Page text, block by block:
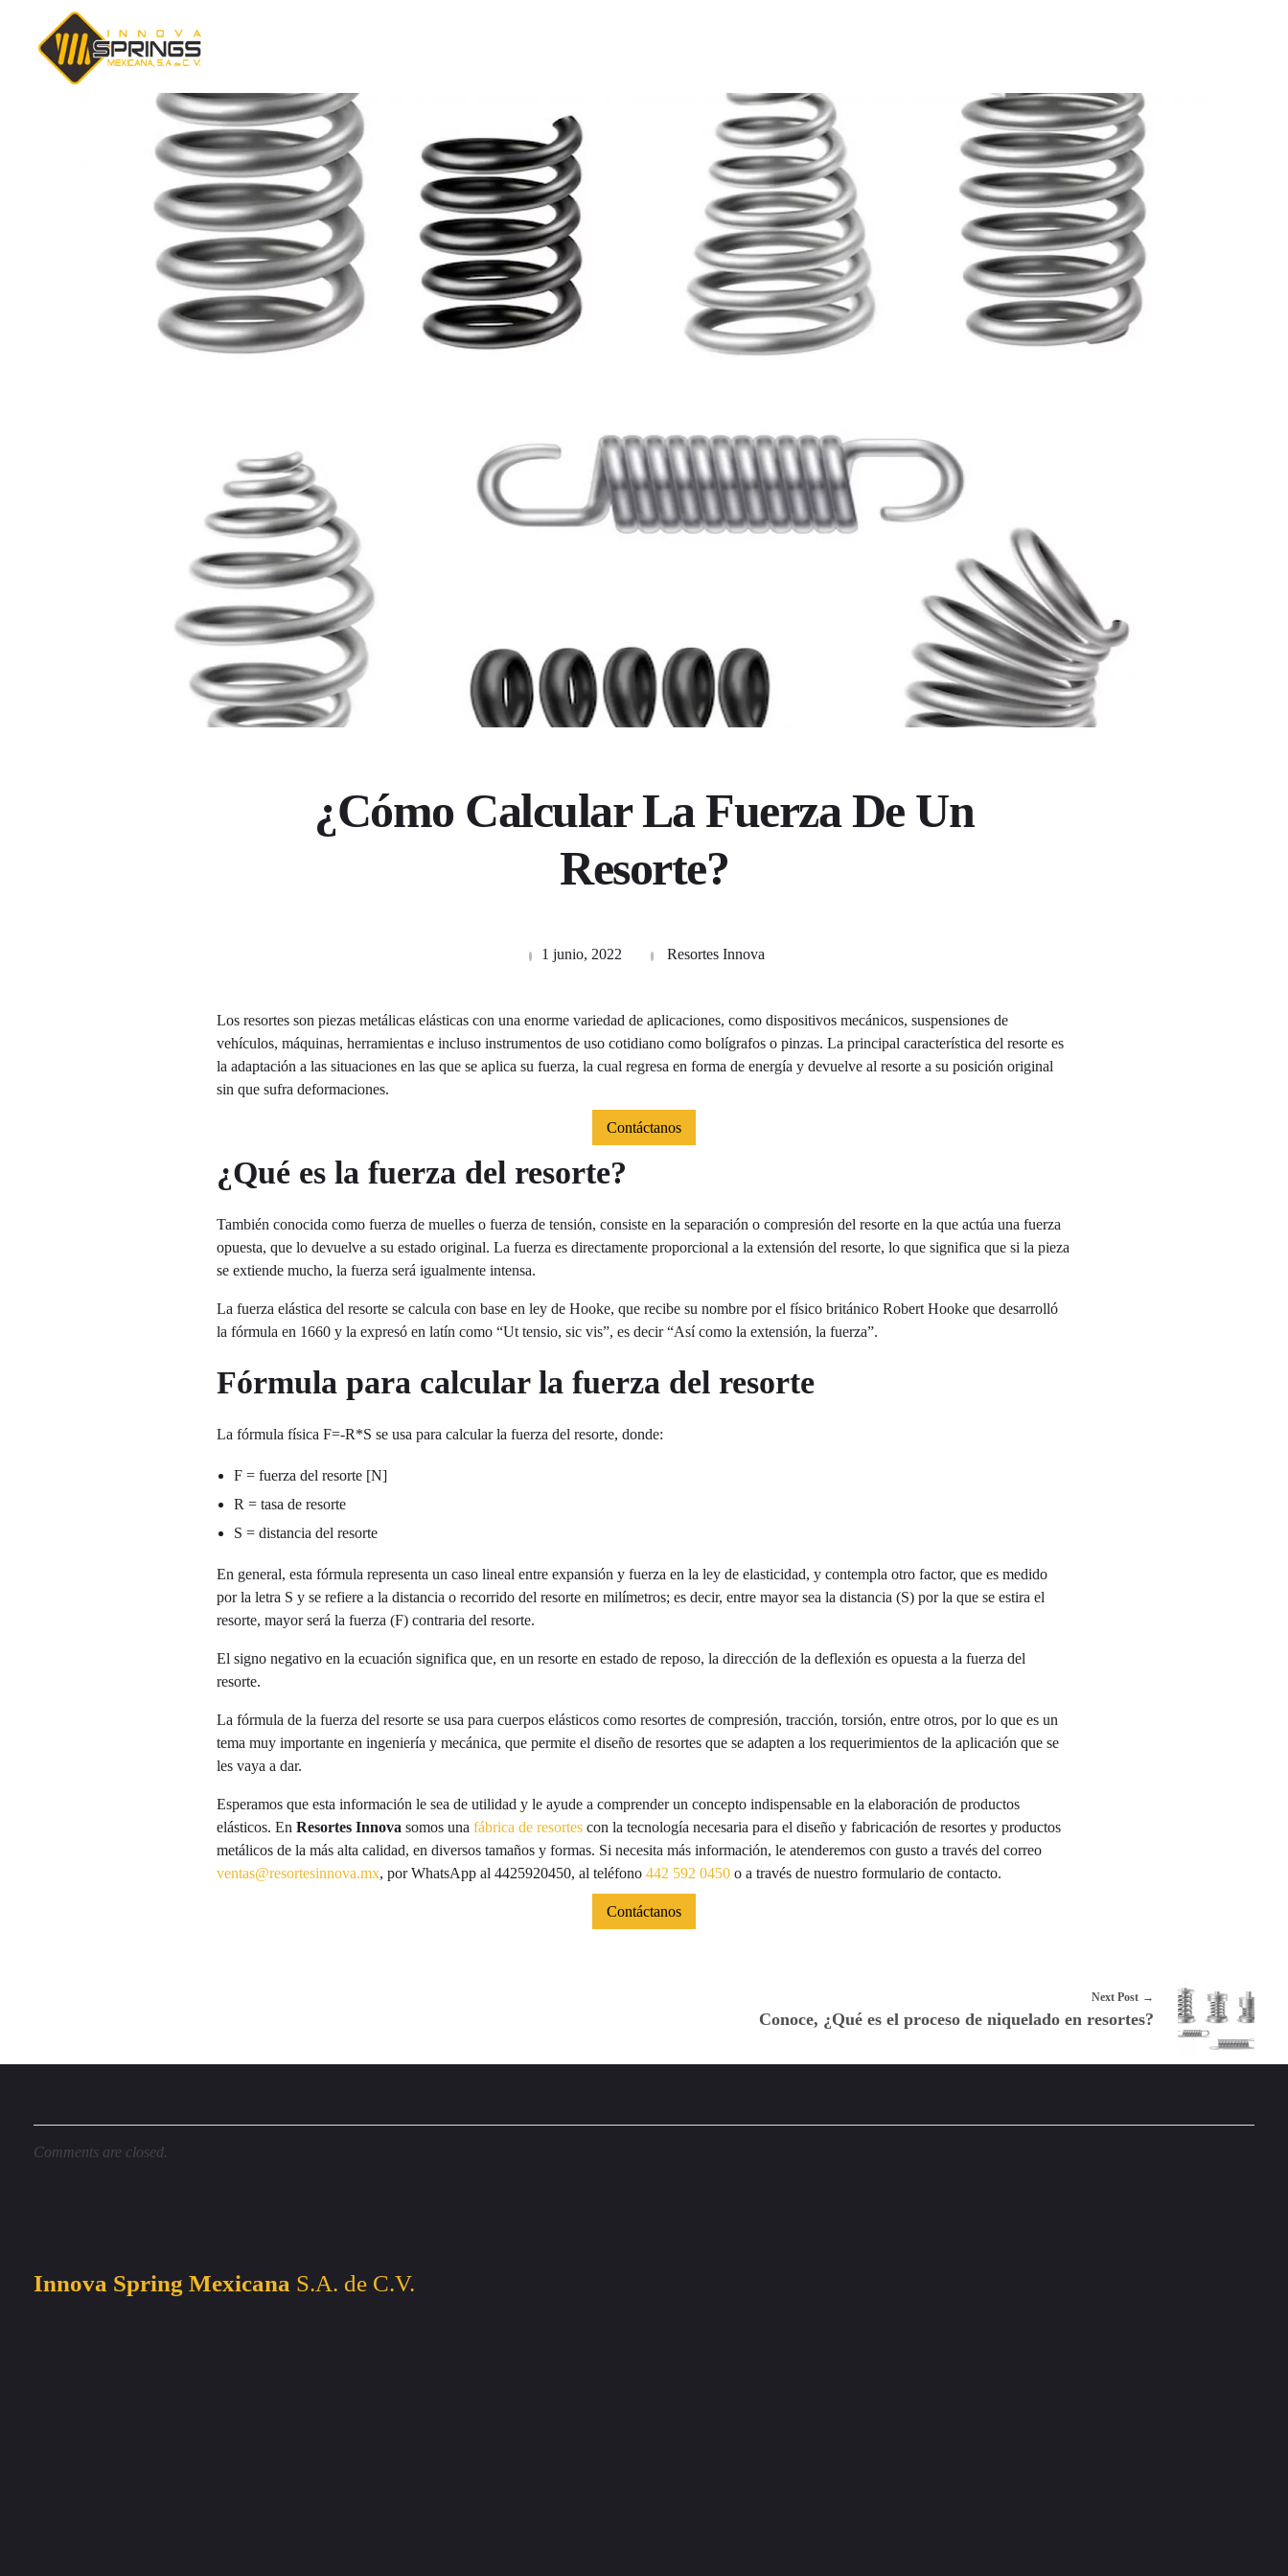
¿Cómo Calcular La Fuerza De Un
Resorte?
1 junio, 2022 Resortes Innova
Los resortes son piezas metálicas elásticas con una enorme variedad de aplicaciones, como dispositivos mecánicos, suspensiones de
vehículos, máquinas, herramientas e incluso instrumentos de uso cotidiano como bolígrafos o pinzas. La principal característica del resorte es
la adaptación a las situaciones en las que se aplica su fuerza, la cual regresa en forma de energía y devuelve al resorte a su posición original
sin que sufra deformaciones.
Contáctanos
¿Qué es la fuerza del resorte?
También conocida como fuerza de muelles o fuerza de tensión, consiste en la separación o compresión del resorte en la que actúa una fuerza
opuesta, que lo devuelve a su estado original. La fuerza es directamente proporcional a la extensión del resorte, lo que significa que si la pieza
se extiende mucho, la fuerza será igualmente intensa.
La fuerza elástica del resorte se calcula con base en ley de Hooke, que recibe su nombre por el físico británico Robert Hooke que desarrolló
la fórmula en 1660 y la expresó en latín como “Ut tensio, sic vis”, es decir “Así como la extensión, la fuerza”.
Fórmula para calcular la fuerza del resorte
La fórmula física F=-R*S se usa para calcular la fuerza del resorte, donde:
F = fuerza del resorte [N]
R = tasa de resorte
S = distancia del resorte
En general, esta fórmula representa un caso lineal entre expansión y fuerza en la ley de elasticidad, y contempla otro factor, que es medido
por la letra S y se refiere a la distancia o recorrido del resorte en milímetros; es decir, entre mayor sea la distancia (S) por la que se estira el
resorte, mayor será la fuerza (F) contraria del resorte.
El signo negativo en la ecuación significa que, en un resorte en estado de reposo, la dirección de la deflexión es opuesta a la fuerza del
resorte.
La fórmula de la fuerza del resorte se usa para cuerpos elásticos como resortes de compresión, tracción, torsión, entre otros, por lo que es un
tema muy importante en ingeniería y mecánica, que permite el diseño de resortes que se adapten a los requerimientos de la aplicación que se
les vaya a dar.
Esperamos que esta información le sea de utilidad y le ayude a comprender un concepto indispensable en la elaboración de productos
elásticos. EnResortes Innova somos unafábrica de resortes con la tecnología necesaria para el diseño y fabricación de resortes y productos
metálicos de la más alta calidad, en diversos tamaños y formas. Si necesita más información, le atenderemos con gusto a través del correo
ventas@resortesinnova.mx, por WhatsApp al 4425920450, al teléfono442 592 0450 o a través de nuestro formulario de contacto.
Contáctanos
Next Post
Conoce, ¿Qué es el proceso de niquelado en resortes?
Comments are closed.
Innova Spring Mexicana S.A. de C.V.